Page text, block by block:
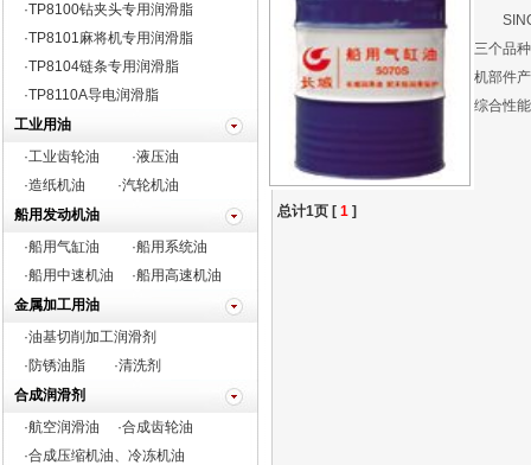
·TP8100钻夹头专用润滑脂
·TP8101麻将机专用润滑脂
·TP8104链条专用润滑脂
·TP8110A导电润滑脂
工业用油
·工业齿轮油
·液压油
·造纸机油
·汽轮机油
船用发动机油
·船用气缸油
·船用系统油
·船用中速机油
·船用高速机油
金属加工用油
·油基切削加工润滑剂
·防锈油脂
·清洗剂
合成润滑剂
·航空润滑油
·合成齿轮油
·合成压缩机油、冷冻机油
三个品
机部件
综合性
总计1页 [ 1 ]